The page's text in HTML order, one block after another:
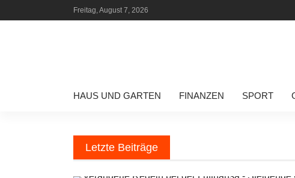
Freitag, August 7, 2026
HAUS UND GARTEN FINANZEN SPORT
Letzte Beiträge